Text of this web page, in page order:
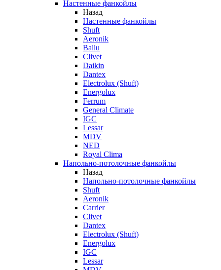
Настенные фанкойлы
Назад
Настенные фанкойлы
Shuft
Aeronik
Ballu
Clivet
Daikin
Dantex
Electrolux (Shuft)
Energolux
Ferrum
General Climate
IGC
Lessar
MDV
NED
Royal Clima
Напольно-потолочные фанкойлы
Назад
Напольно-потолочные фанкойлы
Shuft
Aeronik
Carrier
Clivet
Dantex
Electrolux (Shuft)
Energolux
IGC
Lessar